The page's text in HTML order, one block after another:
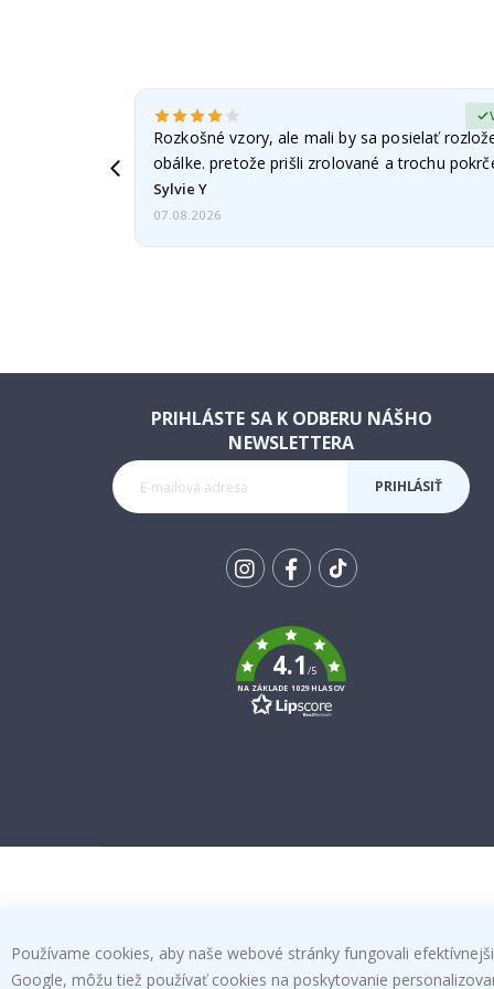
Rozkošné vzory, ale mali by sa posielať
obálke. pretože prišli zrolované a trochu
Sylvie Y
07.08.2026
PRIHLÁSTE SA K ODBERU NÁŠHO
NEWSLETTERA
PRIHLÁSIŤ
k
4.1/5
NA ZÁKLADE 1029 HLASOV
Používame cookies, aby naše webové stránky fungovali
Google, môžu tiež používať cookies na poskytovanie